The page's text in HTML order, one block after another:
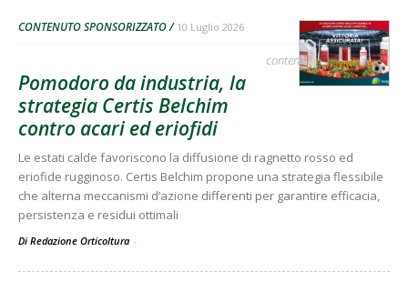
CONTENUTO SPONSORIZZATO 10 Luglio 2026
contenuto sponsorizzato
Pomodoro da industria, la
strategia Certis Belchim
contro acari ed eriofidi
Le estati calde favoriscono la diffusione di ragnetto rosso ed
eriofide rugginoso. Certis Belchim propone una strategia flessibile
che alterna meccanismi d’azione differenti per garantire efficacia,
persistenza e residui ottimali
Di Redazione Orticoltura -